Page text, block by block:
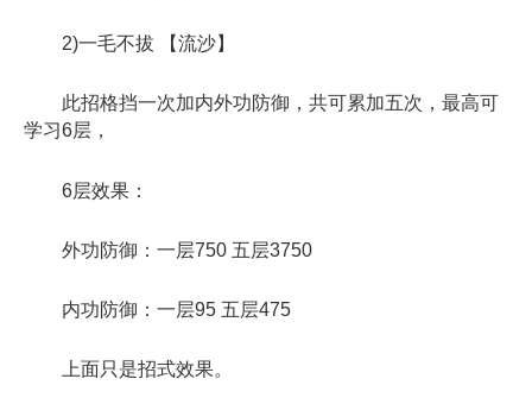
2)一毛不拔 【流沙】
此招格挡一次加内外功防御，共可累加五次，最高可
学习6层，
6层效果：
外功防御：一层750 五层3750
内功防御：一层95 五层475
上面只是招式效果。